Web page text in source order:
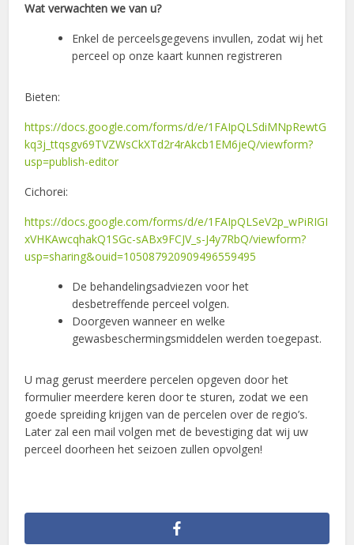
Wat verwachten we van u?
Enkel de perceelsgegevens invullen, zodat wij het
perceel op onze kaart kunnen registreren
Bieten:
https://docs.google.com/forms/d/e/1FAIpQLSdiMNpRewtG
kq3j_ttqsgv69TVZWsCkXTd2r4rAkcb1EM6jeQ/viewform?
usp=publish-editor
Cichorei:
https://docs.google.com/forms/d/e/1FAIpQLSeV2p_wPiRIGI
xVHKAwcqhakQ1SGc-sABx9FCJV_s-J4y7RbQ/viewform?
usp=sharing&ouid=105087920909496559495
De behandelingsadviezen voor het
desbetreffende perceel volgen.
Doorgeven wanneer en welke
gewasbeschermingsmiddelen werden toegepast.
U mag gerust meerdere percelen opgeven door het
formulier meerdere keren door te sturen, zodat we een
goede spreiding krijgen van de percelen over de regio’s.
Later zal een mail volgen met de bevestiging dat wij uw
perceel doorheen het seizoen zullen opvolgen!